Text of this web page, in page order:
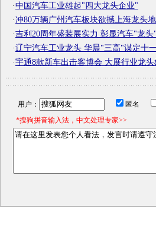
·中国汽车工业雄起"四大龙头企业"
·冲80万辆广州汽车板块欲撼上海龙头
·吉利20周年盛装展实力 彰显汽车"龙头
·辽宁汽车工业龙头 华晨"三高"谋定十
·宇通8款新车出击客博会 大展行业龙头
用户： 匿名
*搜狗拼音输入法，中文处理专家>>